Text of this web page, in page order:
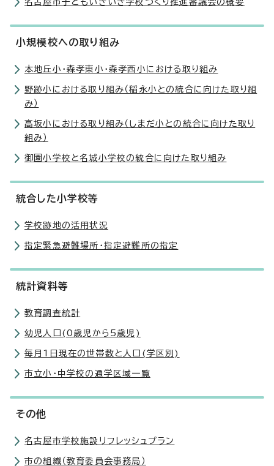
名古屋市子どもいきいき学校づくり推進審議会の概要
小規模校への取り組み
本地丘小・森孝東小・森孝西小における取り組み
野跡小における取り組み（稲永小との統合に向けた取り組
み）
高坂小における取り組み（しまだ小との統合に向けた取り
組み）
御園小学校と名城小学校の統合に向けた取り組み
統合した小学校等
学校跡地の活用状況
指定緊急避難場所・指定避難所の指定
統計資料等
教育調査統計
幼児人口(0歳児から5歳児)
毎月1日現在の世帯数と人口(学区別)
市立小・中学校の通学区域一覧
その他
名古屋市学校施設リフレッシュプラン
市の組織（教育委員会事務局）